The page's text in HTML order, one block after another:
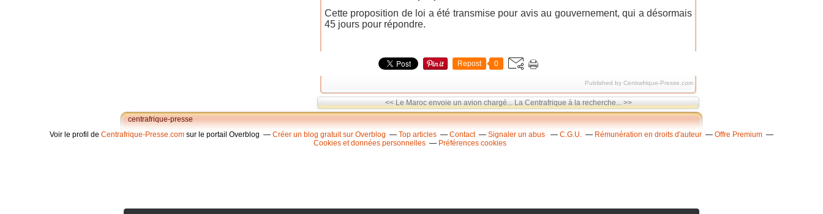
Cette proposition de loi a été transmise pour avis au gouvernement, qui a désormais
45 jours pour répondre.
Repost 0
Published by Centrafrique-Presse.com
<< Le Maroc envoie un avion chargé... La Centrafrique à la recherche... >>
centrafrique-presse
Voir le profil de Centrafrique-Presse.com sur le portail Overblog Créer un blog gratuit sur Overblog Top articles Contact Signaler un abus C.G.U. Rémunération en droits d'auteur
Offre Premium
Cookies et données personnelles
Préférences cookies